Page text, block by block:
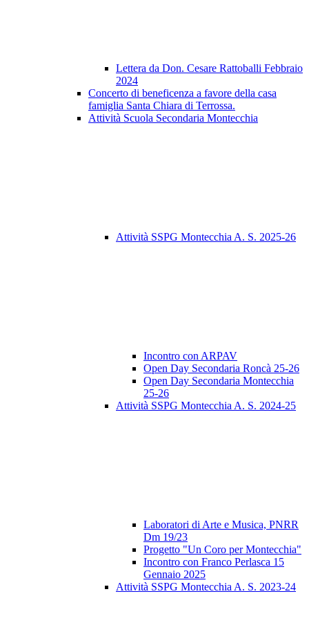
Lettera da Don. Cesare Rattoballi Febbraio
2024
Concerto di beneficenza a favore della casa
famiglia Santa Chiara di Terrossa.
Attività Scuola Secondaria Montecchia
Attività SSPG Montecchia A. S. 2025-26
Incontro con ARPAV
Open Day Secondaria Roncà 25-26
Open Day Secondaria Montecchia
25-26
Attività SSPG Montecchia A. S. 2024-25
Laboratori di Arte e Musica, PNRR
Dm 19/23
Progetto "Un Coro per Montecchia"
Incontro con Franco Perlasca 15
Gennaio 2025
Attività SSPG Montecchia A. S. 2023-24